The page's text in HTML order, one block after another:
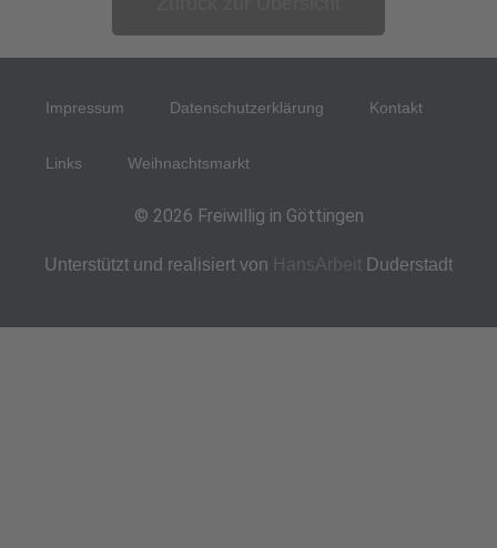
Impressum Datenschutzerklärung Kontakt
Links Weihnachtsmarkt
© 2026 Freiwillig in Göttingen
Unterstützt und realisiert von HansArbeit Duderstadt